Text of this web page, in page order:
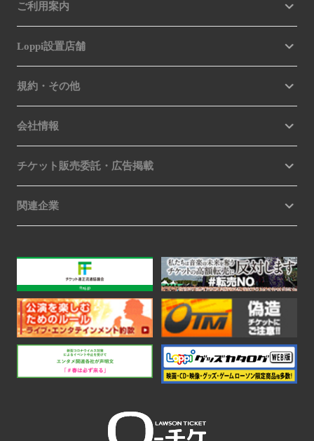
ご利用案内
Loppi設置店舗
規約・その他
会社情報
チケット販売委託・広告掲載
関連企業